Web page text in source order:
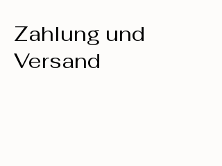
Zahlung und
Versand